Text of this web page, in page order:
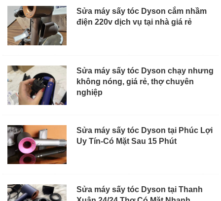
Sửa máy sấy tóc Dyson cắm nhầm
điện 220v dịch vụ tại nhà giá rẻ
Sửa máy sấy tóc Dyson chạy nhưng
không nóng, giá rẻ, thợ chuyên
nghiệp
Sửa máy sấy tóc Dyson tại Phúc Lợi
Uy Tín-Có Mặt Sau 15 Phút
Sửa máy sấy tóc Dyson tại Thanh